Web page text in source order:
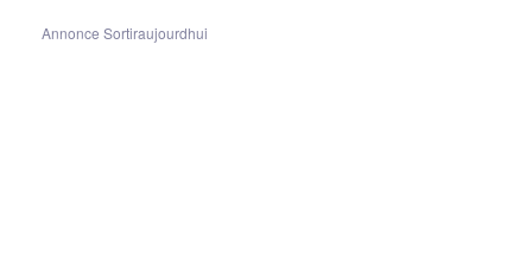
Annonce Sortiraujourdhui